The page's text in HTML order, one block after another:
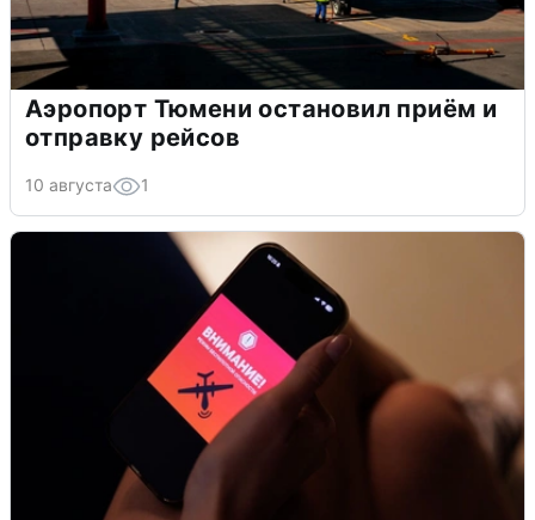
Аэропорт Тюмени остановил приём и
отправку рейсов
10 августа 1